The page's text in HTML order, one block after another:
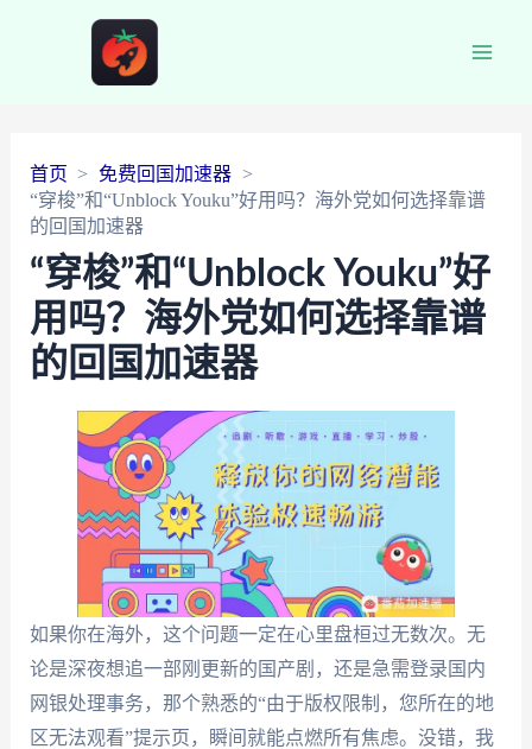
首页
免费回国加速器
“穿梭”和“Unblock Youku”好用吗？海外党如何选择靠谱
的回国加速器
“穿梭”和“Unblock Youku”好
用吗？海外党如何选择靠谱
的回国加速器
如果你在海外，这个问题一定在心里盘桓过无数次。无
论是深夜想追一部刚更新的国产剧，还是急需登录国内
网银处理事务，那个熟悉的“由于版权限制，您所在的地
区无法观看”提示页，瞬间就能点燃所有焦虑。没错，我